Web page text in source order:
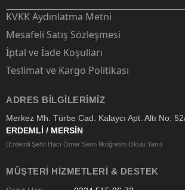
KVKK Aydınlatma Metni
Mesafeli Satış Sözleşmesi
İptal ve İade Koşulları
Teslimat ve Kargo Politikası
ADRES BILGILERIMIZ
Merkez Mh. Türbe Cad. Kalaycı Apt. Altı No:
ERDEMLİ / MERSİN
(Erdemli Şehit Hacı Ömer Serin İlköğretim Okulu Yanı)
MÜŞTERI HIZMETLERI & DESTEK